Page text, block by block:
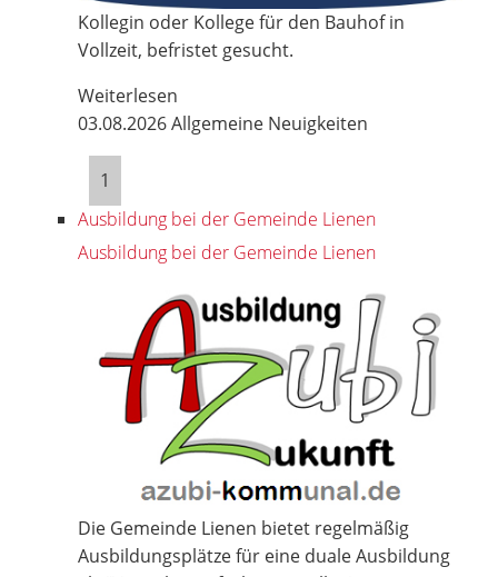
Kollegin oder Kollege für den Bauhof in
Vollzeit, befristet gesucht.
Weiterlesen
03.08.2026Allgemeine Neuigkeiten
1
Ausbildung bei der Gemeinde Lienen
Ausbildung bei der Gemeinde Lienen
Die Gemeinde Lienen bietet regelmäßig
Ausbildungsplätze für eine duale Ausbildung